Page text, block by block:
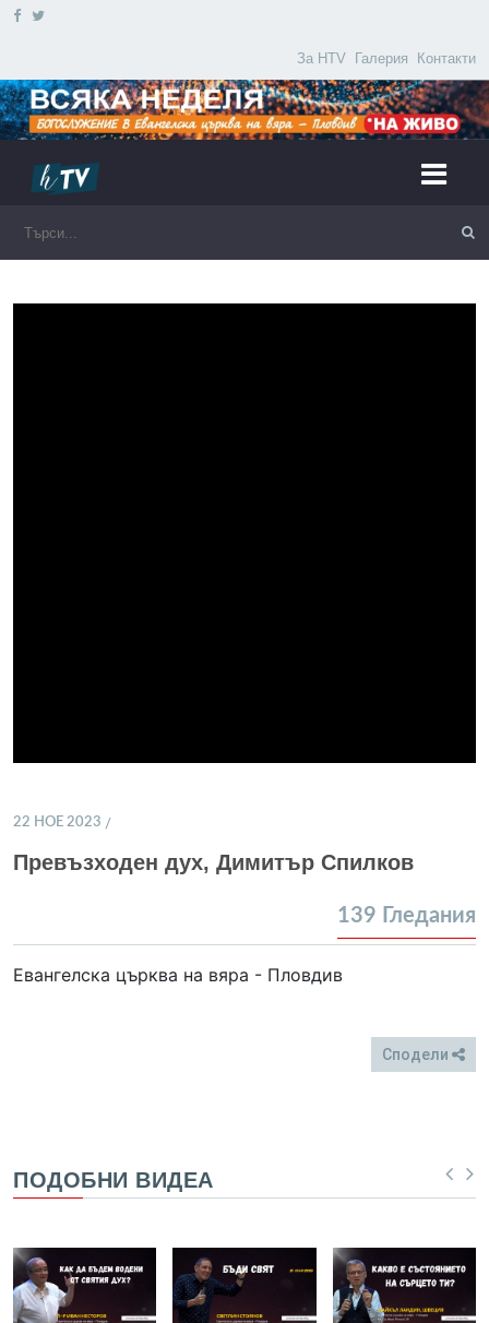
За HTV Галерия Контакти
22 НОЕ 2023
Превъзходен дух, Димитър Спилков
139 Гледания
Евангелска църква на вяра - Пловдив
Сподели
ПОДОБНИ ВИДЕА